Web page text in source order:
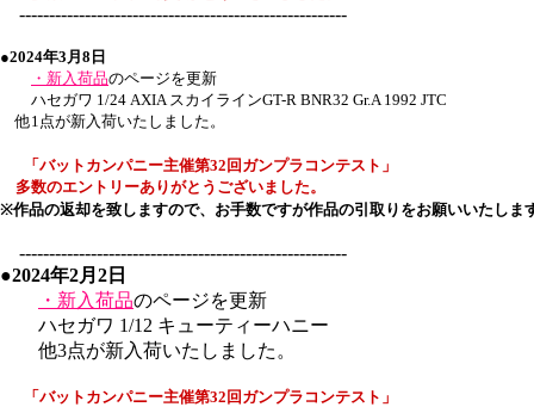
-------------------------------------------------------
●2024年3月8日
・新入荷品のページを更新
ハセガワ 1/24 AXIA スカイラインGT-R BNR32 Gr.A 1992 JTC
他1点が新入荷いたしました。
「バットカンパニー主催第32回 ガンプラコンテスト」
多数のエントリーありがとうございました。
※作品の返却を致しますので、お手数ですが作品の引取りをお願いいたしま
-------------------------------------------------------
●2024年2月2日
・新入荷品のページを更新
ハセガワ 1/12 キューティーハニー
他3点が新入荷いたしました。
「バットカンパニー主催第32回 ガンプラコンテスト」